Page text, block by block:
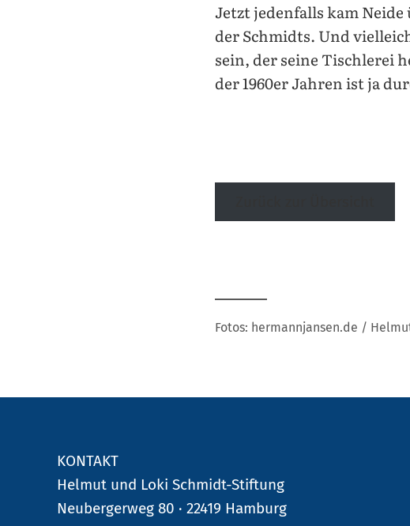
Jetzt jedenfalls kam
der Schmidts. Und
sein, der seine Tischlerei
der 1960er Jahren ist ja
Fotos: hermannjansen.de /
KONTAKT
Helmut und Loki Schmidt-Stiftung
Neubergerweg 80 · 22419 Hamburg